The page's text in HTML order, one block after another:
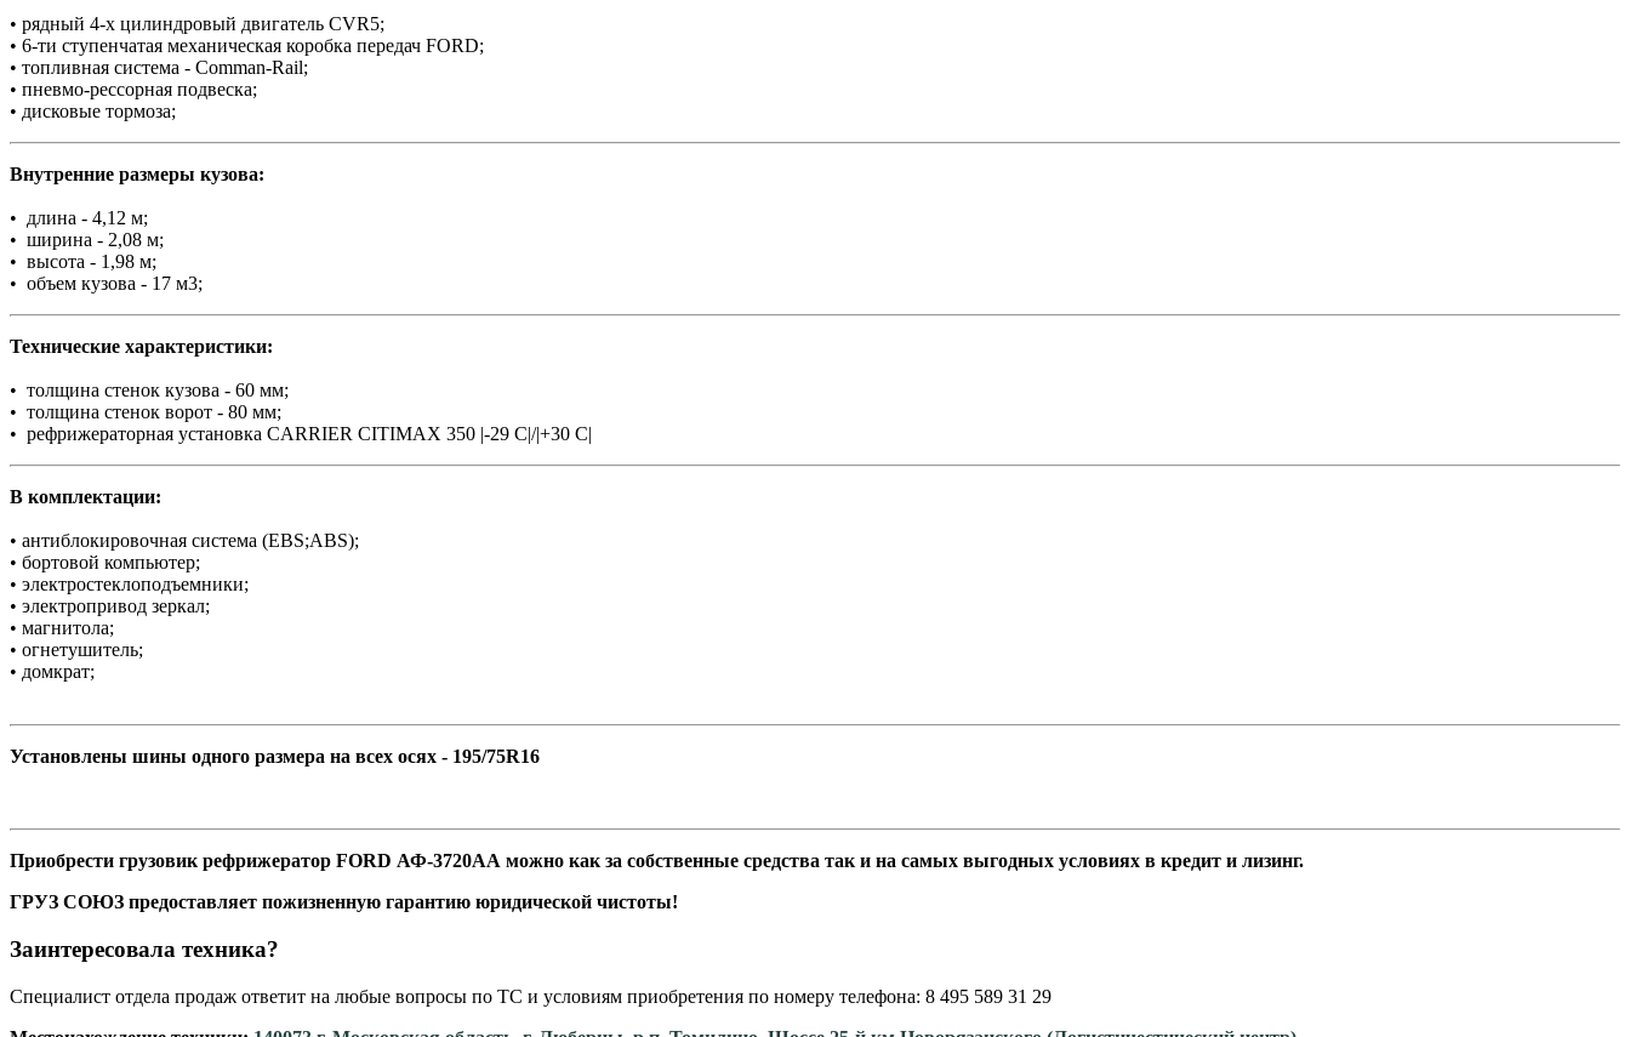
• рядный 4-х цилиндровый двигатель CVR5;
• 6-ти ступенчатая механическая коробка передач FORD;
• топливная система - Comman-Rail;
• пневмо-рессорная подвеска;
• дисковые тормоза;
Внутренние размеры кузова:
• длина - 4,12 м;
• ширина - 2,08 м;
• высота - 1,98 м;
• объем кузова - 17 м3;
Технические характеристики:
• толщина стенок кузова - 60 мм;
• толщина стенок ворот - 80 мм;
• рефрижераторная установка CARRIER CITIMAX 350 |-29 C|/|+30 C|
В комплектации:
• антиблокировочная система (EBS;ABS);
• бортовой компьютер;
• электростеклоподъемники;
• электропривод зеркал;
• магнитола;
• огнетушитель;
• домкрат;
Установлены шины одного размера на всех осях - 195/75R16
Приобрести грузовик рефрижератор FORD АФ-3720АА можно как за собственные средства так и на самых выгодных условиях в кредит и лизинг.
ГРУЗ СОЮЗ предоставляет пожизненную гарантию юридической чистоты!
Заинтересовала техника?
Специалист отдела продаж ответит на любые вопросы по ТС и условиям приобретения по номеру телефона: 8 495 589 31 29